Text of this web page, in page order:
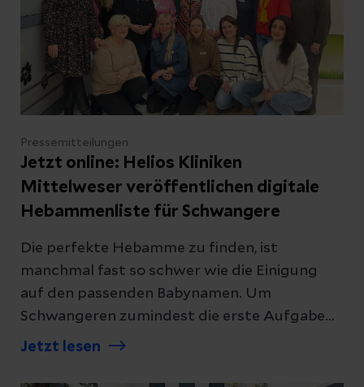
Helios Kliniken Mittelweser der Fall ist,
bestätigt die erneute Rezertifizierung als
Regionales TraumaZentrum im
Traumanetzwerk Hannover DGU®.
Pressemitteilungen
Jetzt online: Helios Kliniken
Mittelweser veröffentlichen digitale
Hebammenliste für Schwangere
Die perfekte Hebamme zu finden, ist
manchmal fast so schwer wie die Einigung
auf den passenden Babynamen. Um
Schwangeren zumindest die erste Aufgabe
komplett abzunehmen, haben die Helios
Jetzt lesen